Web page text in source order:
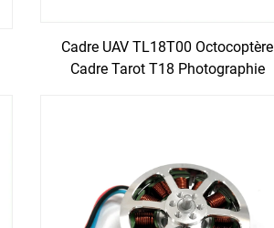
Cadre UAV TL18T00 Octocoptère
Cadre Tarot T18 Photographie